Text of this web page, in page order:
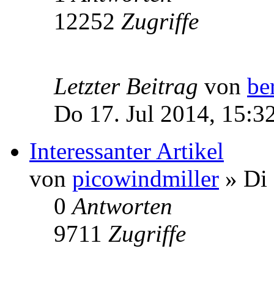
12252 Zugriffe
Letzter Beitrag von
Do 17. Jul 2014,
Interessanter Artikel
von picowindmiller » Di
0Antworten
9711 Zugriffe